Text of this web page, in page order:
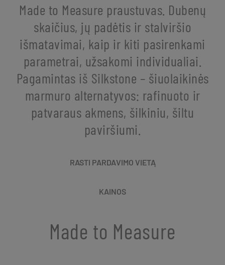
Made to Measure praustuvas. Dubenų
skaičius, jų padėtis ir stalviršio
išmatavimai, kaip ir kiti pasirenkami
parametrai, užsakomi individualiai.
Pagamintas iš Silkstone – šiuolaikinės
marmuro alternatyvos: rafinuoto ir
patvaraus akmens, šilkiniu, šiltu
paviršiumi.
RASTI PARDAVIMO VIETĄ
KAINOS
Made to Measure